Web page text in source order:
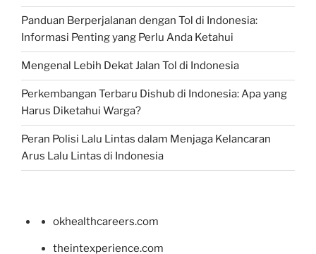
Panduan Berperjalanan dengan Tol di Indonesia:
Informasi Penting yang Perlu Anda Ketahui
Mengenal Lebih Dekat Jalan Tol di Indonesia
Perkembangan Terbaru Dishub di Indonesia: Apa yang
Harus Diketahui Warga?
Peran Polisi Lalu Lintas dalam Menjaga Kelancaran
Arus Lalu Lintas di Indonesia
okhealthcareers.com
theintexperience.com